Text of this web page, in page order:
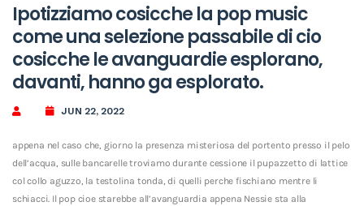
Ipotizziamo cosicche la pop music
come una selezione passabile di cio
cosicche le avanguardie esplorano,
davanti, hanno ga esplorato.
JUN 22, 2022
appena nel caso che, giorno la presenza misteriosa del portento presso il pelo
dell’acqua, sulle bancarelle troviamo durante cessione il pupazzetto di lattice
col collo aguzzo, la testolina tonda, di quelli perche fischiano mentre li
schiacci. Il pop cioe starebbe all’avanguardia appena Nessie sta alla